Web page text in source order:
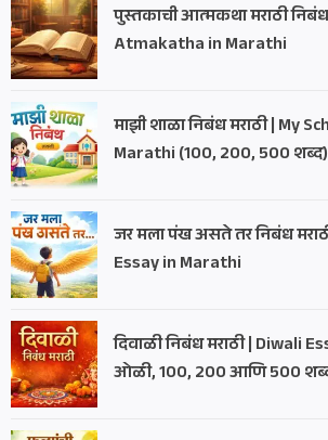
पुस्तकाची आत्मकथा मराठी
Atmakatha in Marathi
माझी शाळा निबंध मराठी | My
Marathi (100, 200, 500 शब्द)
जर मला पंख असते तर निबंध
Essay in Marathi
दिवाळी निबंध मराठी | Diwali
ओळी, 100, 200 आणि 500